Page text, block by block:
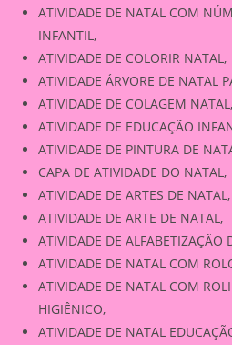
ATIVIDADE DE NATAL COM
INFANTIL,
ATIVIDADE DE COLORIR NATAL,
ATIVIDADE ÁRVORE DE NATAL
ATIVIDADE DE COLAGEM NATAL,
ATIVIDADE DE EDUCAÇÃO
ATIVIDADE DE PINTURA DE
CAPA DE ATIVIDADE DO NATAL,
ATIVIDADE DE ARTES DE NATAL,
ATIVIDADE DE ARTE DE NATAL,
ATIVIDADE DE ALFABETIZAÇÃO
ATIVIDADE DE NATAL COM
ATIVIDADE DE NATAL COM
HIGIÊNICO,
ATIVIDADE DE NATAL